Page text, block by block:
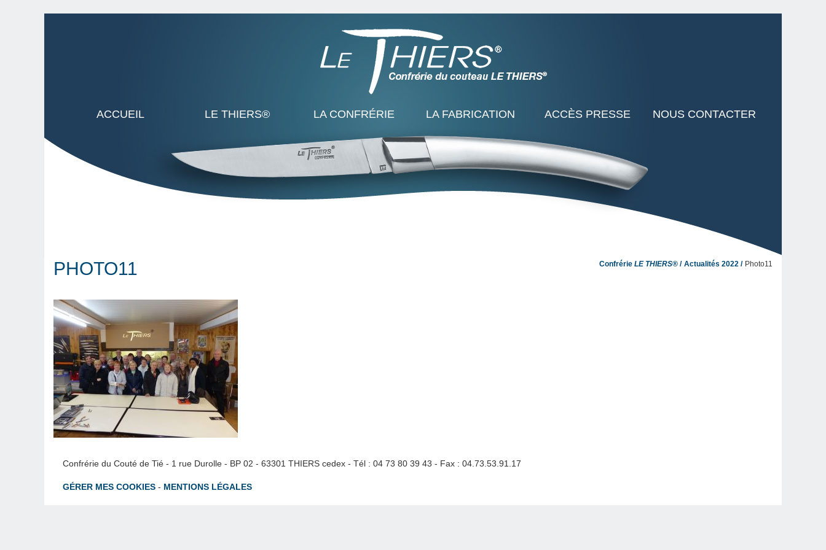
ACCUEIL LE THIERS® LA CONFRÉRIE LA FABRICATION ACCÈS PRESSE NOUS CONTACTER
PHOTO11 Confrérie LE THIERS® Actualités 2022 Photo11
Confrérie du Couté de Tié - 1 rue Durolle - BP 02 - 63301 THIERS cedex - Tél : 04 73 80 39 43 - Fax : 04.73.53.91.17
GÉRER MES COOKIES - MENTIONS LÉGALES